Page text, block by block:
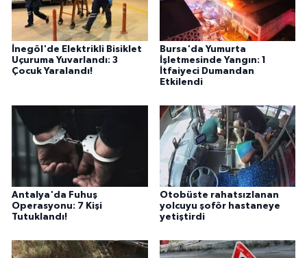
İnegöl'de Elektrikli Bisiklet
Uçuruma Yuvarlandı: 3
Çocuk Yaralandı!
Bursa'da Yumurta
İşletmesinde Yangın: 1
İtfaiyeci Dumandan
Etkilendi
Antalya'da Fuhuş
Operasyonu: 7 Kişi
Tutuklandı!
Otobüste rahatsızlanan
yolcuyu şoför hastaneye
yetiştirdi